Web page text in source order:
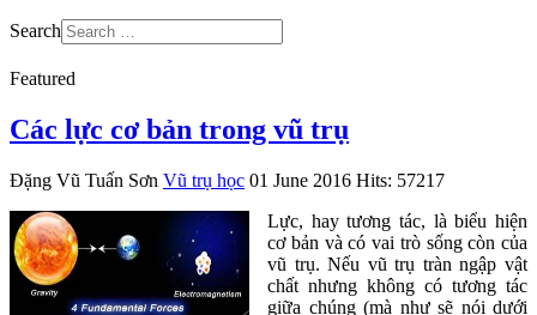
Search
Featured
Các lực cơ bản trong vũ trụ
Đặng Vũ Tuấn Sơn Vũ trụ học 01 June 2016 Hits: 57217
Lực, hay tương tác, là biểu hiện
cơ bản và có vai trò sống còn của
vũ trụ. Nếu vũ trụ tràn ngập vật
chất nhưng không có tương tác
giữa chúng (mà như sẽ nói dưới